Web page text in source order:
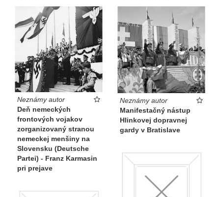
(silný antibenešovský tón ľudáckej propagandy). Jedine
protižidovská propaganda bola za slovenského štátu
takpovediac konštantná, pričom príležitostne fúzovala a
takpovediac sa revitalizovala aj s agendou ostatných
„nepriateľov národa“.
Katarína Bajcurová ●Sen x skutočnosť Umenie &
Propaganda 1939—1945 (Slovenská národná galéria,
2016)
Neznámy autor
Deň nemeckých
frontových vojakov
zorganizovaný stranou
nemeckej menšiny na
Slovensku (Deutsche
Partei) - Franz Karmasin
pri prejave
Neznámy autor
Manifestačný nástup
Hlinkovej dopravnej
gardy v Bratislave